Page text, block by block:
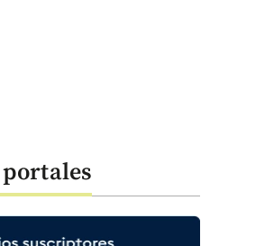
este domingo en el nororiente de Medellín.